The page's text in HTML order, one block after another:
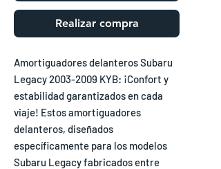
Realizar compra
Amortiguadores delanteros Subaru
Legacy 2003-2009 KYB: ¡Confort y
estabilidad garantizados en cada
viaje! Estos amortiguadores
delanteros, diseñados
específicamente para los modelos
Subaru Legacy fabricados entre